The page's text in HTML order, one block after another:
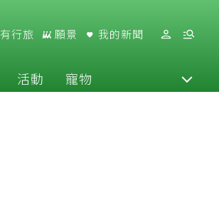
有行旅 願景 我的新聞
活動 寵物